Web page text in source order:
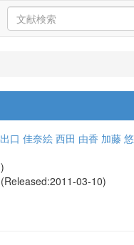
出口 佳奈絵 西田 由香 加藤 悠
)
03-10)